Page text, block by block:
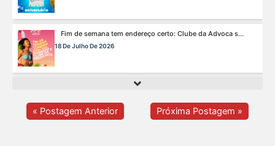
A saúde da mulher merece atenção especial em to s...
17 De Julho De 2026
Na manhã de ontem, 14/07, o diretor de saúde da s...
« Postagem Anterior Próxima Postagem »